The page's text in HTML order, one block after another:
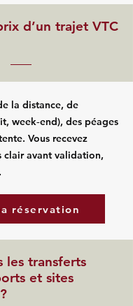
d’un trajet VTC
la distance, de
week‑end), des péages
Vous recevez
clair avant validation,
réservation
les transferts
et sites